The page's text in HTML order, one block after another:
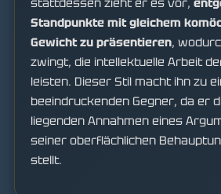
stattdessen zieht er es vor,
Standpunkte mit gleichem
Gewicht zu präsentieren,
zwingt, die intellektuelle Arbeit
leisten. Dieser Stil macht ihn zu
beeindruckenden Gegner, da er
liegenden Annahmen eines
seiner oberflächlichen
stellt.